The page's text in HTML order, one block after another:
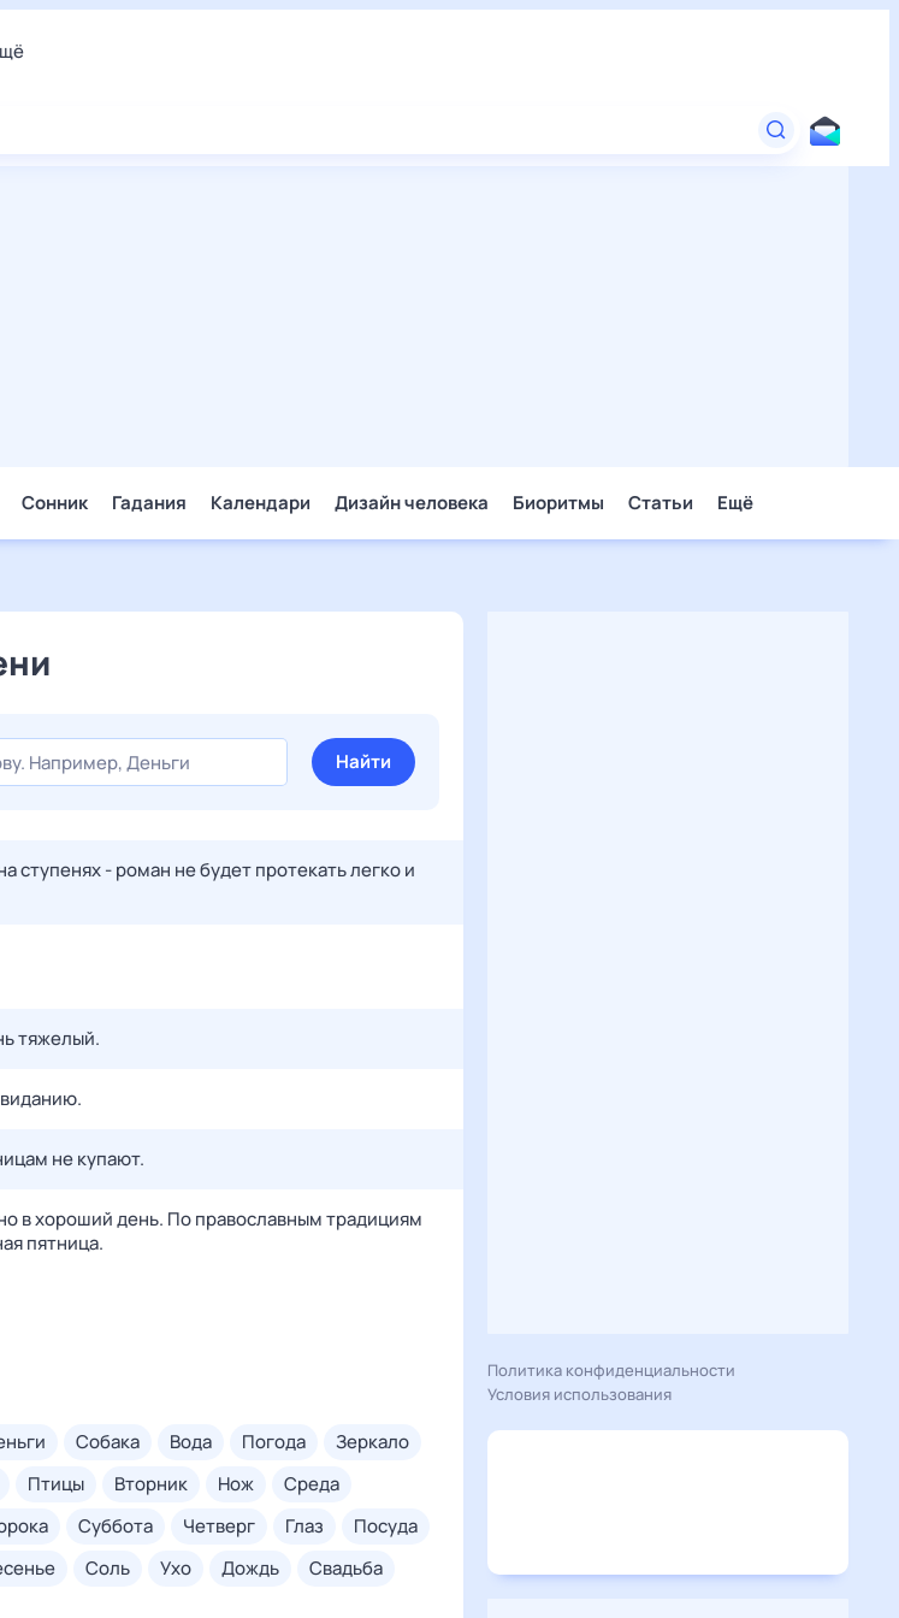
Сонник Гадания Календари Дизайн человека Биоритмы Статьи Ещё
Найти
ступенях - роман не будет протекать легко и
тяжелый.
не купают.
в хороший день. По православным традициям
пятница.
собака вода погода
зеркало
птицы вторник нож
среда
суббота четверг глаз
посуда
соль ухо дождь
свадьба
Политика конфиденциальности
Условия использования